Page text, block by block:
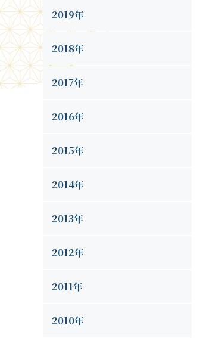
2019年
2018年
2017年
2016年
2015年
2014年
2013年
2012年
2011年
2010年